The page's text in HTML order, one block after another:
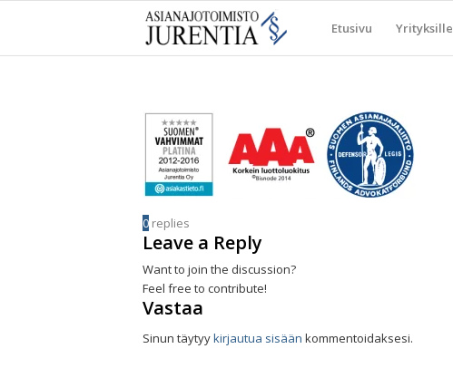
Etusivu Yrityksille
0 replies
Leave a Reply
Want to join the discussion?
Feel free to contribute!
Vastaa
Sinun täytyykirjautua sisään kommentoidaksesi.